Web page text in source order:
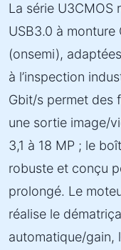
La série U3CMOS
USB3.0 à
(onsemi),
à l’inspection
Gbit/s permet des
une sortie image/
3,1 à 18 MP ; le
robuste et conçu
prolongé. Le
réalise le
automatique/gain,